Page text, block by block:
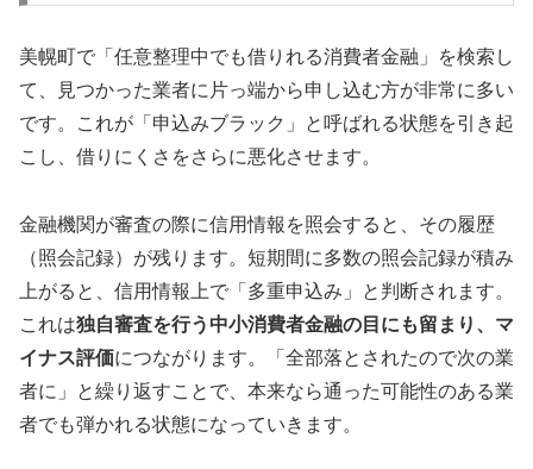
美幌町で「任意整理中でも借りれる消費者金融」を検索し
て、見つかった業者に片っ端から申し込む方が非常に多い
です。これが「申込みブラック」と呼ばれる状態を引き起
こし、借りにくさをさらに悪化させます。
金融機関が審査の際に信用情報を照会すると、その履歴
（照会記録）が残ります。短期間に多数の照会記録が積み
上がると、信用情報上で「多重申込み」と判断されます。
これは独自審査を行う中小消費者金融の目にも留まり、マ
イナス評価につながります。「全部落とされたので次の業
者に」と繰り返すことで、本来なら通った可能性のある業
者でも弾かれる状態になっていきます。